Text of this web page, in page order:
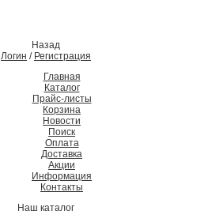
Назад
Логин / Регистрация
Главная
Каталог
Прайс-листы
Корзина
Новости
Поиск
Оплата
Доставка
Акции
Информация
Контакты
Наш каталог